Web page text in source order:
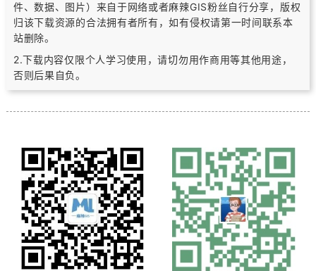
件、数据、图片） 来自于网络或者麻辣GIS粉丝自行分享，版权
归该下载资源的合法拥有者所有，如有侵权请第一时间联系本
站删除。
2.下载内容仅限个人学习使用，请切勿用作商用等其他用途，
否则后果自负。